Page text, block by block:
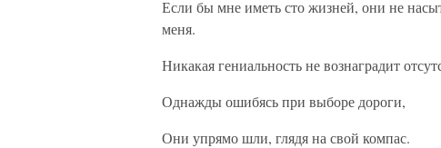
Если бы мне иметь сто жизней, они не
меня.
Никакая гениальность не вознаградит
Однажды ошибясь при выборе дороги,
Они упрямо шли, глядя на свой компас.